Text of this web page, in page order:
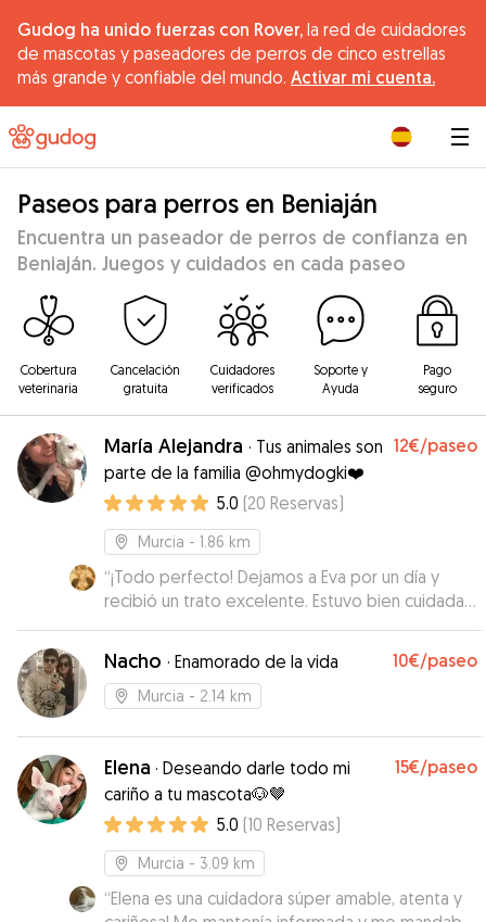
Gudog ha unido fuerzas con Rover, la red de cuidadores
de mascotas y paseadores de perros de cinco estrellas
más grande y confiable del mundo. Activar mi cuenta.
Paseos para perros en Beniaján
Encuentra un paseador de perros de confianza en
Beniaján. Juegos y cuidados en cada paseo
Cobertura
veterinaria
Cancelación
gratuita
Cuidadores
verificados
Soporte y
Ayuda
Pago
seguro
María Alejandra · Tus animales son
parte de la familia @ohmydogki❤️
12€/paseo
5.0 (20 Reservas)
Murcia - 1.86 km
“¡Todo perfecto! Dejamos a Eva por un día y
recibió un trato excelente. Estuvo bien cuidada,
feliz y tranquila. Sin duda repetiremos. ¡Muchas
gracias, María!
Nacho · Enamorado de la vida 10€/paseo
Murcia - 2.14 km
Elena · Deseando darle todo mi
cariño a tu mascota🐶🤎
15€/paseo
5.0 (10 Reservas)
Murcia - 3.09 km
“Elena es una cuidadora súper amable, atenta y